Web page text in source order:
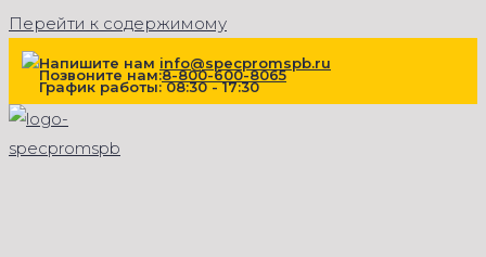
Перейти к содержимому
Напишите нам info@specpromspb.ru
Позвоните нам:8-800-600-8065
График работы: 08:30 - 17:30